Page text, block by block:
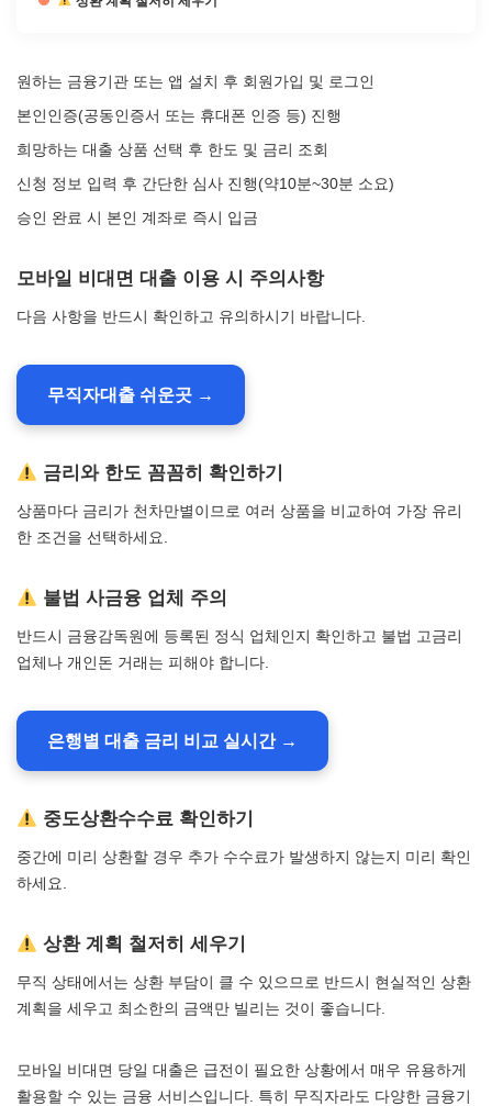
원하는 금융기관 또는 앱 설치 후 회원가입 및 로그인
본인인증(공동인증서 또는 휴대폰 인증 등) 진행
희망하는 대출 상품 선택 후 한도 및 금리 조회
신청 정보 입력 후 간단한 심사 진행(약10분~30분 소요)
승인 완료 시 본인 계좌로 즉시 입금
모바일 비대면 대출 이용 시 주의사항
다음 사항을 반드시 확인하고 유의하시기 바랍니다.
무직자대출 쉬운곳 →
금리와 한도 꼼꼼히 확인하기
상품마다 금리가 천차만별이므로 여러 상품을 비교하여 가장 유리
한 조건을 선택하세요.
불법 사금융 업체 주의
반드시 금융감독원에 등록된 정식 업체인지 확인하고 불법 고금리
업체나 개인돈 거래는 피해야 합니다.
은행별 대출 금리 비교 실시간 →
중도상환수수료 확인하기
중간에 미리 상환할 경우 추가 수수료가 발생하지 않는지 미리 확인
하세요.
상환 계획 철저히 세우기
무직 상태에서는 상환 부담이 클 수 있으므로 반드시 현실적인 상환
계획을 세우고 최소한의 금액만 빌리는 것이 좋습니다.
모바일 비대면 당일 대출은 급전이 필요한 상황에서 매우 유용하게
활용할 수 있는 금융 서비스입니다. 특히 무직자라도 다양한 금융기